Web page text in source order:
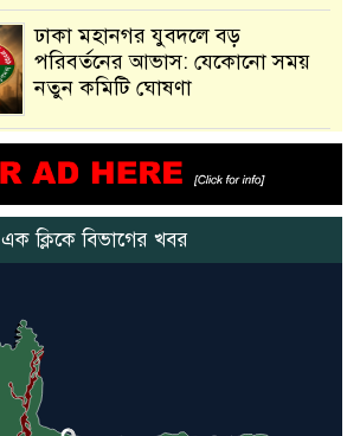
ঢাকা মহানগর যুবদলে বড়
পরিবর্তনের আভাস: যেকোনো সময়
নতুন কমিটি ঘোষণা
মানুষের উপকার হয় : প্রধানমন্ত্রী
যুক্তরাষ্ট্র ও ইসরায়েল বাদে হরমুজ
প্রণালি সবার জন্য উন্মুক্ত: আরাকচি
এক ক্লিকে বিভাগের খবর